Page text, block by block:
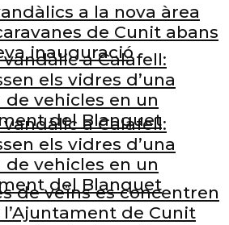
vandàlic a Calafell:
els vidres d’una
de vehicles en un
del Blanquet
de veïns es concentren
de Cunit
a la nova àrea
de Cunit abans
inauguració
vandàlic a Calafell:
els vidres d’una
de vehicles en un
del Blanquet